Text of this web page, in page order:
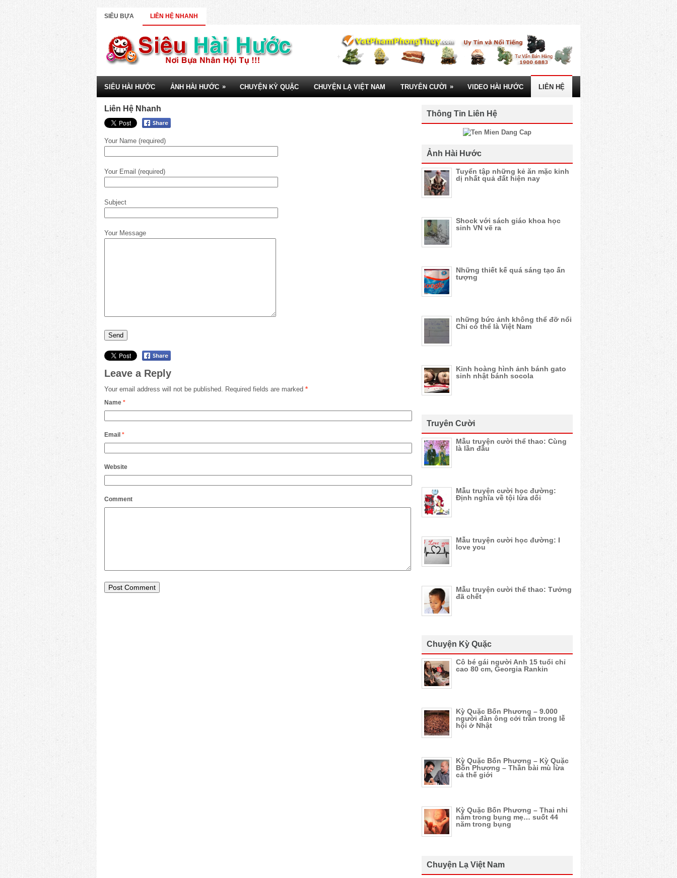
SIÊU BỰA LIÊN HỆ NHANH
SIÊU HÀI HƯỚC ẢNH HÀI HƯỚC » CHUYỆN KỲ QUẶC CHUYỆN LẠ VIỆT NAM TRUYÊN CƯỜI » VIDEO HÀI HƯỚC LIÊN HỆ
Liên Hệ Nhanh
Your Name (required)
Your Email (required)
Subject
Your Message
Leave a Reply
Your email address will not be published. Required fields are marked *
Name *
Email *
Website
Comment
Thông Tin Liên Hệ
Ảnh Hài Hước
Tuyển tập những kẻ ăn mặc kinh
dị nhất quả đất hiện nay
Shock với sách giáo khoa học
sinh VN vẽ ra
Những thiết kế quá sáng tạo ấn
tượng
những bức ảnh không thể đỡ nổi
Chỉ có thể là Việt Nam
Kinh hoàng hình ảnh bánh gato
sinh nhật bánh socola
Truyên Cười
Mẫu truyện cười thể thao: Cùng
là lần đầu
Mẫu truyện cười học đường:
Định nghĩa về tội lừa dối
Mẫu truyện cười học đường: I
love you
Mẫu truyện cười thể thao: Tưởng
đã chết
Chuyện Kỳ Quặc
Cô bé gái người Anh 15 tuổi chỉ
cao 80 cm, Georgia Rankin
Kỳ Quặc Bốn Phương – 9.000
người đàn ông cởi trần trong lễ
hội ở Nhật
Kỳ Quặc Bốn Phương – Kỳ Quặc
Bốn Phương – Thần bài mù lừa
cả thế giới
Kỳ Quặc Bốn Phương – Thai nhi
nằm trong bụng mẹ… suốt 44
năm trong bụng
Chuyện Lạ Việt Nam